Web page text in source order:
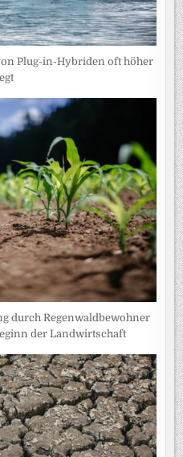
Plug-in-Hybriden oft höher
durch Regenwaldbewohner
der Landwirtschaft